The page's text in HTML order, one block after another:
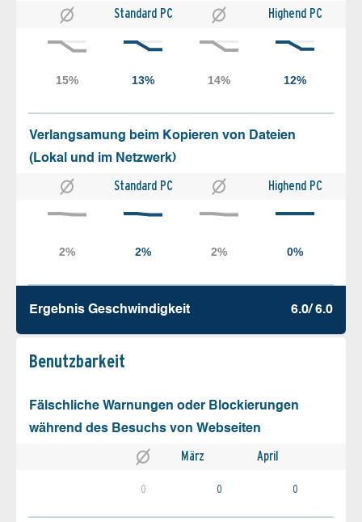
Standard PC Highend PC
Verlangsamung beim Kopieren von Dateien
(Lokal und im Netzwerk)
Standard PC Highend PC
Ergebnis Geschw­indigkeit 6.0/ 6.0
Benutz­barkeit
Fälschliche Warnungen oder Blockierungen
während des Besuchs von Webseiten
März April
0 0 0